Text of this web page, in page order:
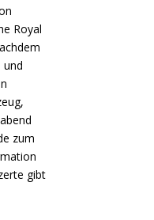
Royal
und
zum
gibt